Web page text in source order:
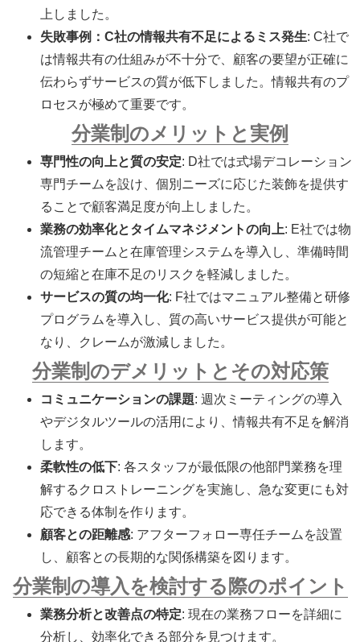
上しました。
失敗事例：C社の情報共有不足によるミス発生: C社で
は情報共有の仕組みが不十分で、顧客の要望が正確に
伝わらずサービスの質が低下しました。情報共有のプ
ロセスが極めて重要です。
分業制のメリットと実例
専門性の向上と質の安定: D社では式場デコレーション
専門チームを設け、個別ニーズに応じた装飾を提供す
ることで顧客満足度が向上しました。
業務の効率化とタイムマネジメントの向上: E社では物
流管理チームと在庫管理システムを導入し、準備時間
の短縮と在庫不足のリスクを軽減しました。
サービスの質の均一化: F社ではマニュアル整備と研修
プログラムを導入し、質の高いサービス提供が可能と
なり、クレームが激減しました。
分業制のデメリットとその対応策
コミュニケーションの課題: 週次ミーティングの導入
やデジタルツールの活用により、情報共有不足を解消
します。
柔軟性の低下: 各スタッフが最低限の他部門業務を理
解するクロストレーニングを実施し、急な変更にも対
応できる体制を作ります。
顧客との距離感: アフターフォロー専任チームを設置
し、顧客との長期的な関係構築を図ります。
分業制の導入を検討する際のポイント
業務分析と改善点の特定: 現在の業務フローを詳細に
分析し、効率化できる部分を見つけます。